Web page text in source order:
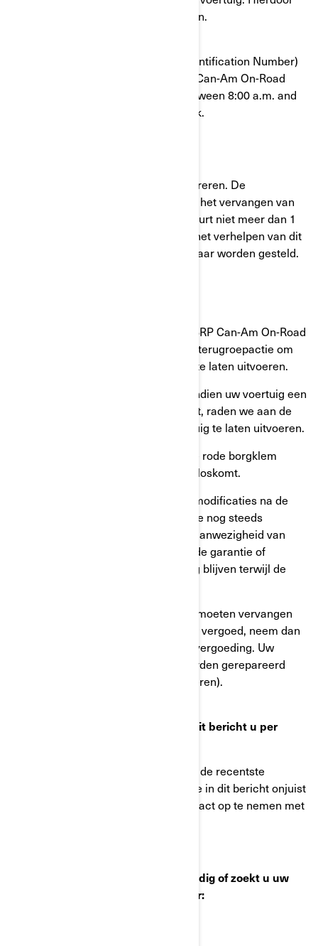
kan het risico op een crash groter zijn.
To confirm that your VIN (Vehicle identification Number)
is affected, contact your authorized Can-Am On-Road
dealer or BRP at 1-888-272-9222 between 8:00 a.m. and
8:00 p.m. Eastern time 7 days a week.
BRP zal uw voertuig kostenloos repareren. De
corrigerende maatregelen omvatten het vervangen van
de drie wielmoeren. Deze service duurt niet meer dan 1
uur. De benodigde onderdelen voor het verhelpen van dit
probleem zullen geleidelijk beschikbaar worden gesteld.
Neem contact op met een erkende BRP Can-Am On-Road
dealer en maak een afspraak om de terugroepactie om
veiligheidsredenen aan uw voertuig te laten uitvoeren.
U kunt met uw voertuig doorrijden. Indien uw voertuig een
of meerdere gebarsten moeren heeft, raden we aan de
update zo snel mogelijk bij uw voertuig te laten uitvoeren.
Opmerking: De aanwezigheid van de rode borgklem
voorkomt dat een gescheurde moer loskomt.
Ook als uw voertuig over eventuele modificaties na de
verkoop beschikt, kunt u deze service nog steeds
kostenloos ontvangen. Ondanks de aanwezigheid van
deze aanpassingen zal een bestaande garantie of
bestaand onderhoudscontract geldig blijven terwijl de
Indien u de wielmoeren eerder hebt moeten vervangen
en BRP de reparatiekosten niet heeft vergoed, neem dan
contact met ons op voor een kostenvergoeding. Uw
voertuig moet echter nog steeds worden gerepareerd
(aanbrengen van de nieuwe wielmoeren).
Wat moet u doen als u gelooft dat dit bericht u per
Dit bericht werd u verstuurd volgens de recentste
informatie in ons bezit. Als informatie in dit bericht onjuist
is, vragen we u zo snel mogelijk contact op te nemen met
Heeft u nog vragen, heeft u hulp nodig of zoekt u uw
dichtstbijzijnde erkende BRP dealer: